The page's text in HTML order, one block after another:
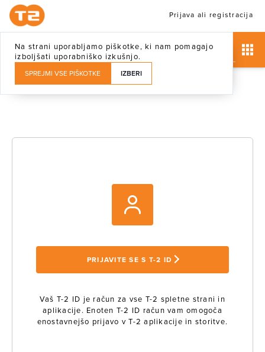
Na strani uporabljamo piškotke, ki nam pomagajo
izboljšati uporabniško izkušnjo.
SPREJMI VSE PIŠKOTKE IZBERI
Prijava ali registracija
PRIJAVITE SE S T-2 ID
Vaš T-2 ID je račun za vse T-2 spletne strani in
aplikacije. Enoten T-2 ID račun vam omogoča
enostavnejšo prijavo v T-2 aplikacije in storitve.